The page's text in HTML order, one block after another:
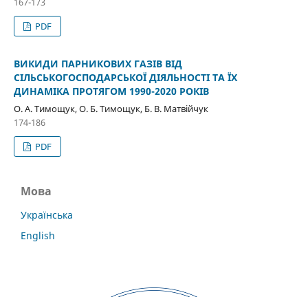
PDF
ВИКИДИ ПАРНИКОВИХ ГАЗІВ ВІД
СІЛЬСЬКОГОСПОДАРСЬКОЇ ДІЯЛЬНОСТІ ТА ЇХ
ДИНАМІКА ПРОТЯГОМ 1990-2020 РОКІВ
О. А. Тимощук, О. Б. Тимощук, Б. В. Матвійчук
174-186
PDF
Мова
Українська
English